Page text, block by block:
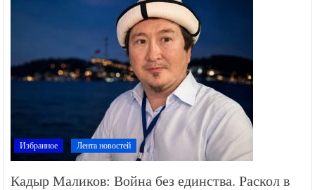
Избранное Лента новостей
Кадыр Маликов: Война без единства. Раскол в